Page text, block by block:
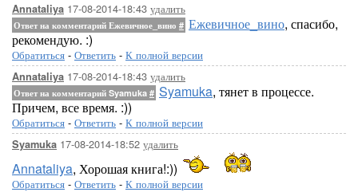
Annataliya 17-08-2014-18:43 удалить
Ответ на комментарий Ежевичное_вино # Ежевичное_вино, спасибо,
рекомендую. :)
Обратиться - Ответить - К полной версии
Annataliya 17-08-2014-18:43 удалить
Ответ на комментарий Syamuka # Syamuka, тянет в процессе.
Причем, все время. :))
Обратиться - Ответить - К полной версии
Syamuka 17-08-2014-18:52 удалить
Annataliya, Хорошая книга!:))
Обратиться - Ответить - К полной версии